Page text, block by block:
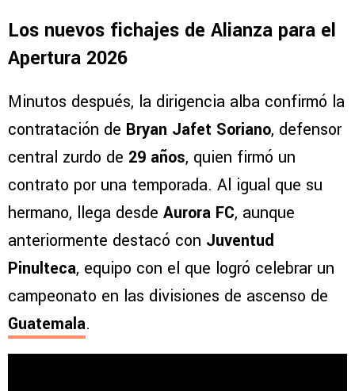
Los nuevos fichajes de Alianza para el
Apertura 2026
Minutos después, la dirigencia alba confirmó la
contratación de Bryan Jafet Soriano, defensor
central zurdo de 29 años, quien firmó un
contrato por una temporada. Al igual que su
hermano, llega desde Aurora FC, aunque
anteriormente destacó con Juventud
Pinulteca, equipo con el que logró celebrar un
campeonato en las divisiones de ascenso de
Guatemala.